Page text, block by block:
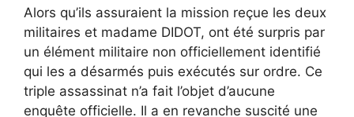
Alors qu’ils assuraient la mission reçue les deux
militaires et madame DIDOT, ont été surpris par
un élément militaire non officiellement identifié
qui les a désarmés puis exécutés sur ordre. Ce
triple assassinat n’a fait l’objet d’aucune
enquête officielle. Il a en revanche suscité une